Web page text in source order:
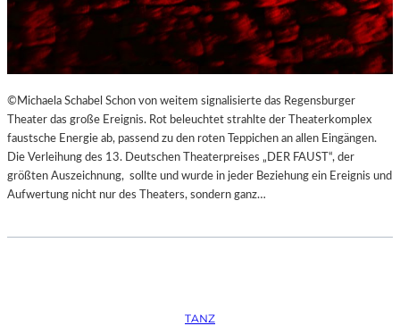
©Michaela Schabel Schon von weitem signalisierte das Regensburger
Theater das große Ereignis. Rot beleuchtet strahlte der Theaterkomplex
faustsche Energie ab, passend zu den roten Teppichen an allen Eingängen.
Die Verleihung des 13. Deutschen Theaterpreises „DER FAUST“, der
größten Auszeichnung, sollte und wurde in jeder Beziehung ein Ereignis und
Aufwertung nicht nur des Theaters, sondern ganz…
TANZ